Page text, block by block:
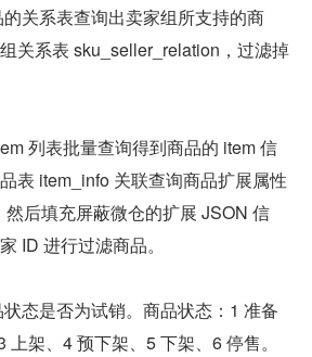
关系表查询出卖家组所⽀持的商
关系表 sku_seller_relation，过滤掉
列表批量查询得到商品的 item 信
表 item_info 关联查询商品扩展属性
后填充屏蔽微仓的扩展 JSON 信
ID 进⾏过滤商品。
态是否为试销。商品状态：1 准备
架、4 预下架、5 下架、6 停售。